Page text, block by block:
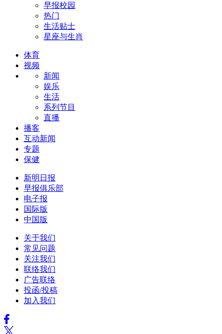
早报校园
热门
生活贴士
星座与生肖
体育
视频
新闻
娱乐
生活
系列节目
直播
播客
互动新闻
专题
保健
新明日报
早报俱乐部
电子报
国际版
中国版
关于我们
常见问题
关注我们
联络我们
广告联络
投函/投稿
加入我们